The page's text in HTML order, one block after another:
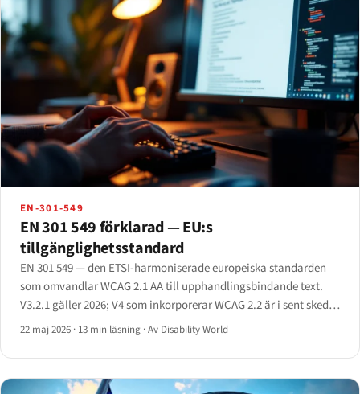
EN-301-549
EN 301 549 förklarad — EU:s
tillgänglighetsstandard
EN 301 549 — den ETSI-harmoniserade europeiska standarden
som omvandlar WCAG 2.1 AA till upphandlingsbindande text.
V3.2.1 gäller 2026; V4 som inkorporerar WCAG 2.2 är i sent skede
av utarbetning. Fullständig klausulvis genomgång.
22 maj 2026 · 13 min läsning ·Av Disability World